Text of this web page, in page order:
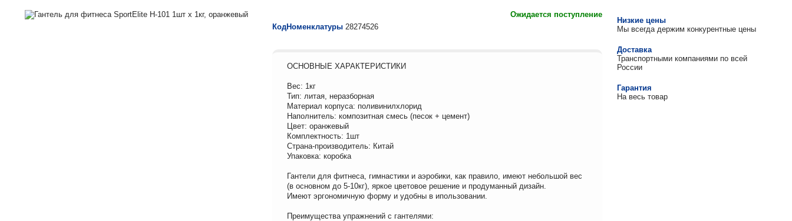
Ожидается поступление
КодНоменклатуры 28274526
ОСНОВНЫЕ ХАРАКТЕРИСТИКИ
Вес: 1кг
Тип: литая, неразборная
Материал корпуса: поливинилхлорид
Наполнитель: композитная смесь (песок + цемент)
Цвет: оранжевый
Комплектность: 1шт
Страна-производитель: Китай
Упаковка: коробка
Гантели для фитнеса, гимнастики и аэробики, как правило, имеют небольшой вес
(в основном до 5-10кг), яркое цветовое решение и продуманный дизайн.
Имеют эргономичную форму и удобны в ипользовании.
Преимущества упражнений с гантелями:
Низкие цены
Мы всегда держим конкурентные цены
Доставка
Транспортными компаниями по всей
России
Гарантия
На весь товар